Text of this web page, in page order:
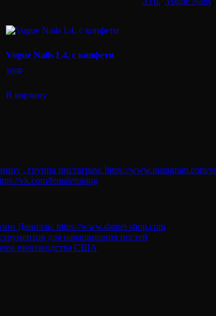
Vogue Nails L4, с конфети
169₽
В корзину